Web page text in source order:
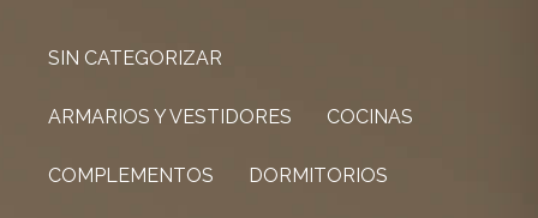
SIN CATEGORIZAR
ARMARIOS Y VESTIDORES COCINAS
COMPLEMENTOS DORMITORIOS